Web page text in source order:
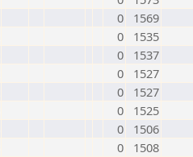
0
1569
0
1535
0
1537
0
1527
0
1527
0
1525
0
1506
0
1508